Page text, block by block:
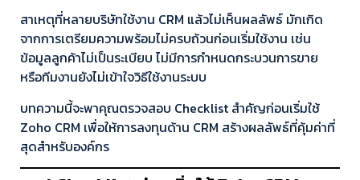
สาเหตุที่หลายบริษัทใช้งาน CRM แล้วไม่เห็นผลลัพธ์ มักเกิด
จากการเตรียมความพร้อมไม่ครบถ้วนก่อนเริ่มใช้งาน เช่น
ข้อมูลลูกค้าไม่เป็นระเบียบ ไม่มีการกำหนดกระบวนการขาย
หรือทีมงานยังไม่เข้าใจวิธีใช้งานระบบ
บทความนี้จะพาคุณตรวจสอบ Checklist สำคัญก่อนเริ่มใช้
Zoho CRM เพื่อให้การลงทุนด้าน CRM สร้างผลลัพธ์ที่คุ้มค่าที่
สุดสำหรับองค์กร